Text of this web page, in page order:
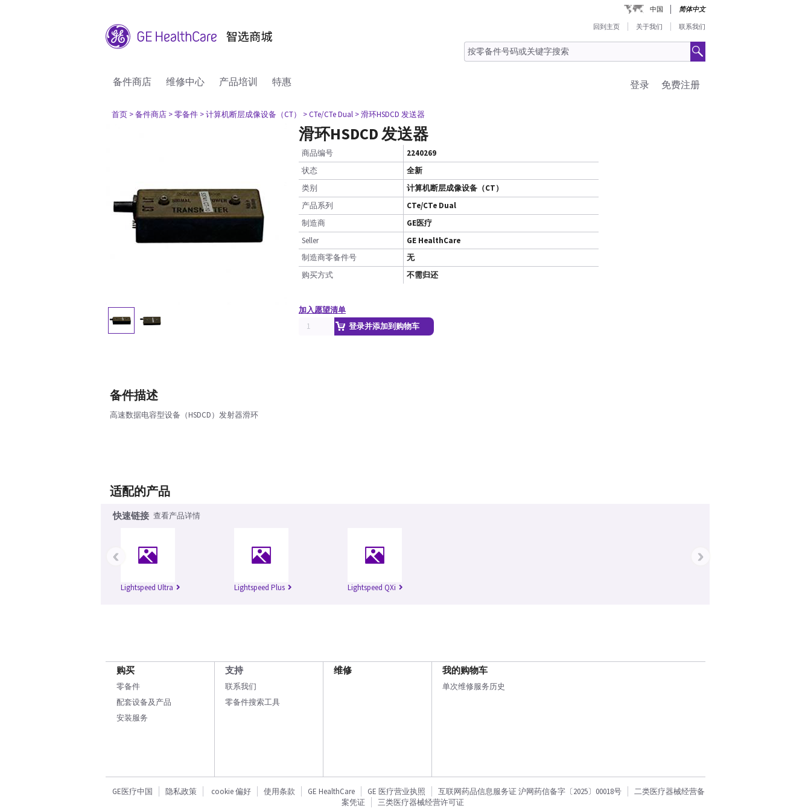
中国 简体中文
回到主页 关于我们 联系我们
备件商店 维修中心 产品培训 特惠 免费注册
登录
首页 > 备件商店 > 零备件 > 计算机断层成像设备（CT） > CTe/CTe Dual > 滑环HSDCD 发送器
滑环HSDCD 发送器
商品编号
2240269
状态
全新
类别
计算机断层成像设备（CT）
产品系列
CTe/CTe Dual
制造商
GE医疗
Seller
GE HealthCare
制造商零备件号
无
购买方式
不需归还
加入愿望清单
登录并添加到购物车
备件描述
高速数据电容型设备（HSDCD）发射器滑环
适配的产品
快速链接 查看产品详情
Lightspeed Ultra Lightspeed Plus Lightspeed QXi
‹ ›
购买
零备件
配套设备及产品
安装服务
支持
联系我们
零备件搜索工具
维修 我的购物车
单次维修服务历史
GE医疗中国 隐私政策 cookie 偏好 使用条款 GE HealthCare GE 医疗营业执照 互联网药品信息服务证 沪网药信备字〔2025〕00018号
二类医疗器械经营备
案凭证
三类医疗器械经营许可证